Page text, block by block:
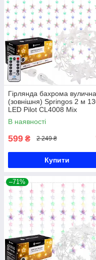
Гірлянда бахрома вулична
(зовнішня) Springos 2 м
LED Pilot CL4008 Mix
В наявності
599 ₴ 2 249 ₴
Купити
–71%